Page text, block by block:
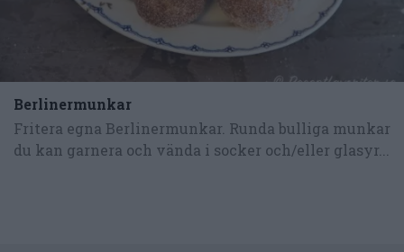
Berlinermunkar
Fritera egna Berlinermunkar. Runda bulliga munkar
du kan garnera och vända i socker och/eller glasyr...